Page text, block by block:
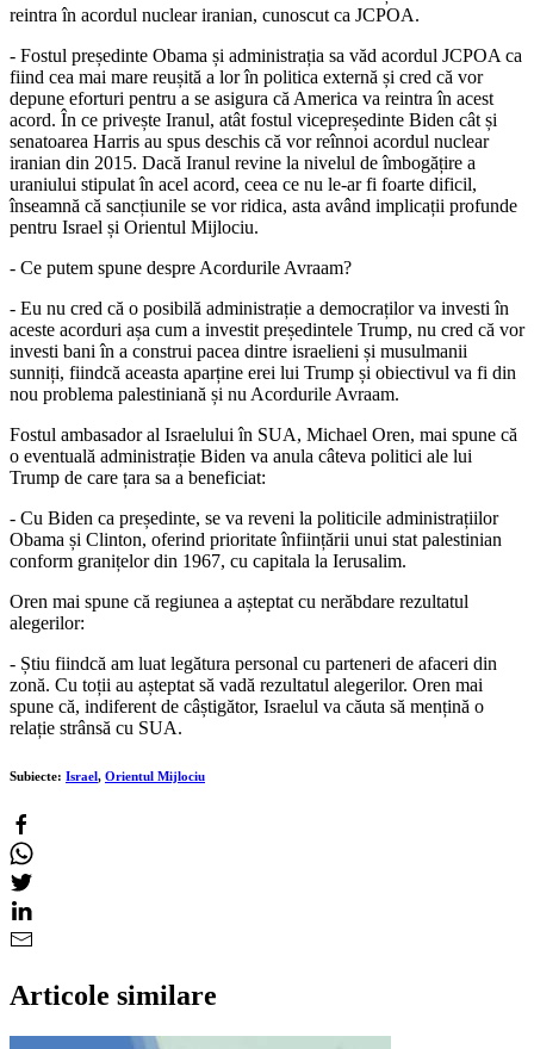
reintra în acordul nuclear iranian, cunoscut ca JCPOA.
- Fostul președinte Obama și administrația sa văd acordul JCPOA ca
fiind cea mai mare reușită a lor în politica externă și cred că vor
depune eforturi pentru a se asigura că America va reintra în acest
acord. În ce privește Iranul, atât fostul vicepreședinte Biden cât și
senatoarea Harris au spus deschis că vor reînnoi acordul nuclear
iranian din 2015. Dacă Iranul revine la nivelul de îmbogățire a
uraniului stipulat în acel acord, ceea ce nu le-ar fi foarte dificil,
înseamnă că sancțiunile se vor ridica, asta având implicații profunde
pentru Israel și Orientul Mijlociu.
- Ce putem spune despre Acordurile Avraam?
- Eu nu cred că o posibilă administrație a democraților va investi în
aceste acorduri așa cum a investit președintele Trump, nu cred că vor
investi bani în a construi pacea dintre israelieni și musulmanii
sunniți, fiindcă aceasta aparține erei lui Trump și obiectivul va fi din
nou problema palestiniană și nu Acordurile Avraam.
Fostul ambasador al Israelului în SUA, Michael Oren, mai spune că
o eventuală administrație Biden va anula câteva politici ale lui
Trump de care țara sa a beneficiat:
- Cu Biden ca președinte, se va reveni la politicile administrațiilor
Obama și Clinton, oferind prioritate înființării unui stat palestinian
conform granițelor din 1967, cu capitala la Ierusalim.
Oren mai spune că regiunea a așteptat cu nerăbdare rezultatul
alegerilor:
- Știu fiindcă am luat legătura personal cu parteneri de afaceri din
zonă. Cu toții au așteptat să vadă rezultatul alegerilor. Oren mai
spune că, indiferent de câștigător, Israelul va căuta să mențină o
relație strânsă cu SUA.
Subiecte: Israel, Orientul Mijlociu
Articole similare